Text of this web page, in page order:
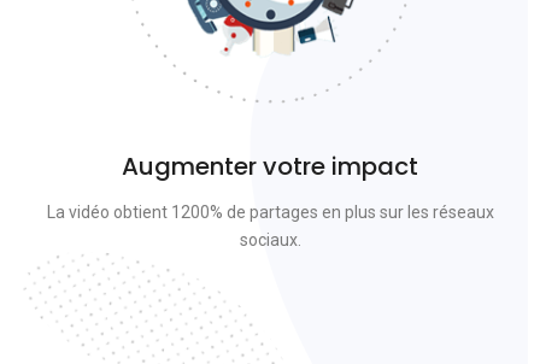
Augmenter votre impact
La vidéo obtient 1200% de partages en plus sur les réseaux
sociaux.